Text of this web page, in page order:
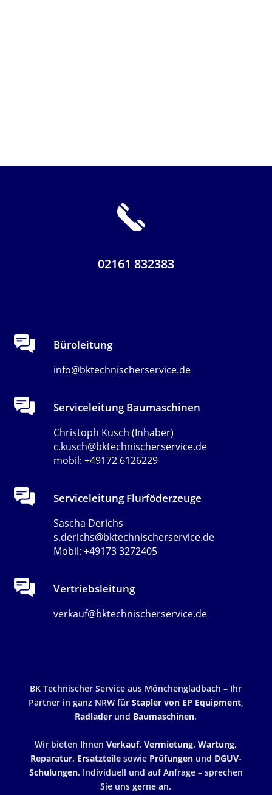
02161 832383
Büroleitung
info@bktechnischerservice.de
Serviceleitung Baumaschinen
Christoph Kusch (Inhaber)
c.kusch@bktechnischerservice.de
mobil: +49172 6126229
Serviceleitung Flurföderzeuge
Sascha Derichs
s.derichs@bktechnischerservice.de
Mobil: +49173 3272405
Vertriebsleitung
verkauf@bktechnischerservice.de
BK Technischer Service aus Mönchengladbach – Ihr
Partner in ganz NRW für Stapler von EP Equipment,
Radlader und Baumaschinen.
Wir bieten IhnenVerkauf, Vermietung, Wartung,
Reparatur, Ersatzteilesowie Prüfungenund DGUV-
Schulungen. Individuell und auf Anfrage – sprechen
Sie uns gerne an.